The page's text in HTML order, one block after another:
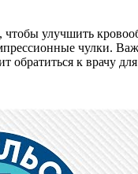
чтобы улучшить
чулки.
обратиться к врачу